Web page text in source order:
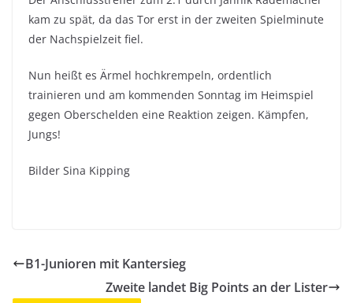
kam zu spät, da das Tor erst in der zweiten Spielminute
der Nachspielzeit fiel.
Nun heißt es Ärmel hochkrempeln, ordentlich
trainieren und am kommenden Sonntag im Heimspiel
gegen Oberschelden eine Reaktion zeigen. Kämpfen,
Jungs!
Bilder Sina Kipping
B1-Junioren mit Kantersieg
Zweite landet Big Points an der Lister